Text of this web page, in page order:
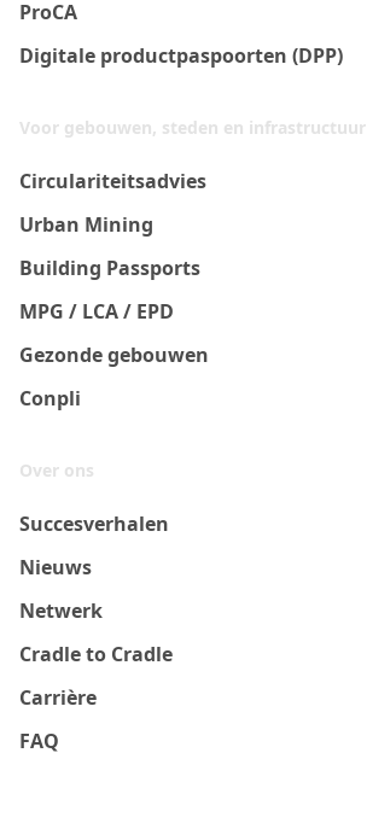
ProCA
Digitale productpaspoorten (DPP)
Voor gebouwen, steden en infrastructuur
Circulariteitsadvies
Urban Mining
Building Passports
MPG / LCA / EPD
Gezonde gebouwen
Conpli
Over ons
Succesverhalen
Nieuws
Netwerk
Cradle to Cradle
Carrière
FAQ